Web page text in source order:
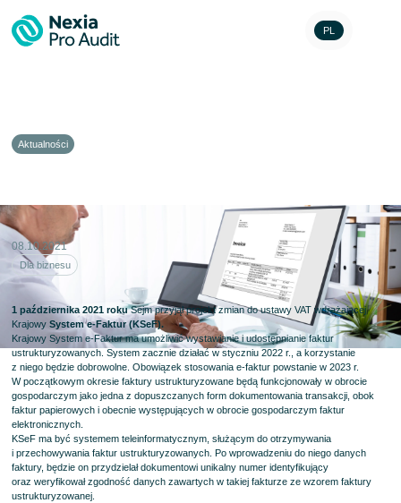
PL
Aktualności
08.10.2021
Dla biznesu
1 października 2021 rokuSejm przyjął projekt zmian do ustawy VAT wdrażającej
KrajowySystem e-Faktur (KSeF).
Krajowy System e-Faktur ma umożliwić wystawianie i udostępnianie faktur
ustrukturyzowanych. System zacznie działać w styczniu 2022 r., a korzystanie
z niego będzie dobrowolne. Obowiązek stosowania e-faktur powstanie w 2023 r.
W początkowym okresie faktury ustrukturyzowane będą funkcjonowały w obrocie
gospodarczym jako jedna z dopuszczanych form dokumentowania transakcji, obok
faktur papierowych i obecnie występujących w obrocie gospodarczym faktur
elektronicznych.
KSeF ma być systemem teleinformatycznym, służącym do otrzymywania
i przechowywania faktur ustrukturyzowanych. Po wprowadzeniu do niego danych
faktury, będzie on przydzielał dokumentowi unikalny numer identyfikujący
oraz weryfikował zgodność danych zawartych w takiej fakturze ze wzorem faktury
ustrukturyzowanej.